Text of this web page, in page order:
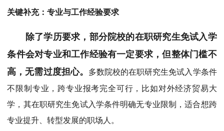
关键补充：专业与工作经验要求
除了学历要求，部分院校的在职研究生免试入学
条件会对专业和工作经验有一定要求，但整体门槛不
高，无需过度担心。
多数院校的在职研究生免试入学条件
不限制专业，跨专业报考完全可行，比如对外经济贸易大
学，其在职研究生免试入学条件明确无专业限制，适合想跨
专业提升、转型发展的职场人。